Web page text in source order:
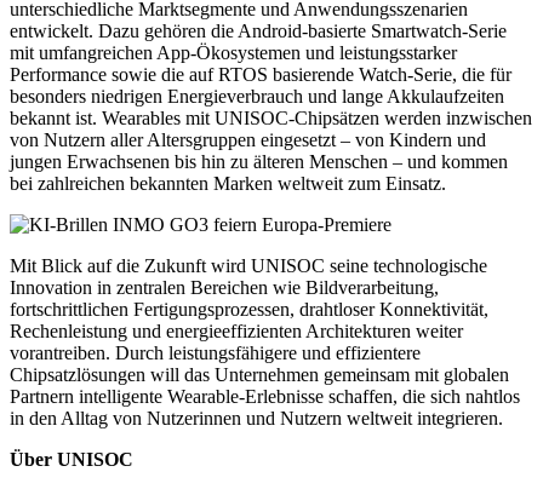
unterschiedliche Marktsegmente und Anwendungsszenarien
entwickelt. Dazu gehören die Android-basierte Smartwatch-Serie
mit umfangreichen App-Ökosystemen und leistungsstarker
Performance sowie die auf RTOS basierende Watch-Serie, die für
besonders niedrigen Energieverbrauch und lange Akkulaufzeiten
bekannt ist. Wearables mit UNISOC-Chipsätzen werden inzwischen
von Nutzern aller Altersgruppen eingesetzt – von Kindern und
jungen Erwachsenen bis hin zu älteren Menschen – und kommen
bei zahlreichen bekannten Marken weltweit zum Einsatz.
Mit Blick auf die Zukunft wird UNISOC seine technologische
Innovation in zentralen Bereichen wie Bildverarbeitung,
fortschrittlichen Fertigungsprozessen, drahtloser Konnektivität,
Rechenleistung und energieeffizienten Architekturen weiter
vorantreiben. Durch leistungsfähigere und effizientere
Chipsatzlösungen will das Unternehmen gemeinsam mit globalen
Partnern intelligente Wearable-Erlebnisse schaffen, die sich nahtlos
in den Alltag von Nutzerinnen und Nutzern weltweit integrieren.
Über UNISOC